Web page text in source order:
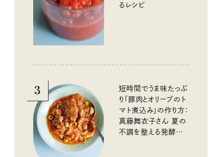
るレシピ
3
短時間でうま味たっぷ
り「豚肉とオリーブのト
マト煮込み」の作り方：
真藤舞衣子さん 夏の
不調を整える発酵レ